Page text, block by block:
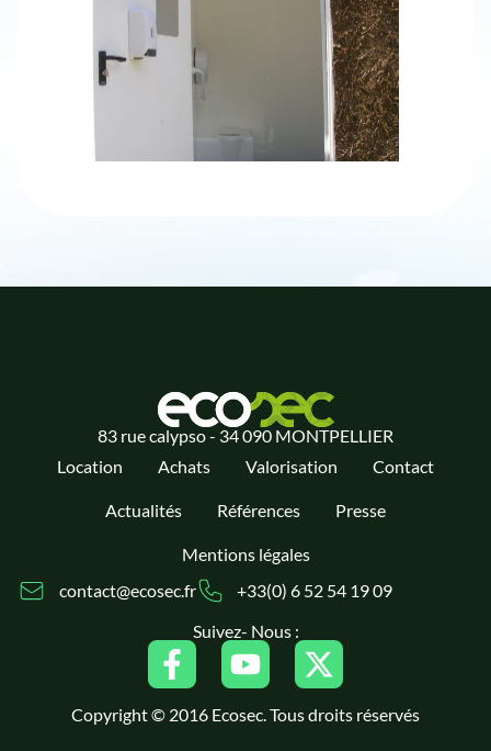
83 rue calypso - 34 090 MONTPELLIER
Location
Achats Valorisation Contact
Actualités Références Presse
Mentions légales
contact@ecosec.fr
+33(0) 6 52 54 19 09
Suivez- Nous :
Copyright © 2016 Ecosec. Tous droits réservés